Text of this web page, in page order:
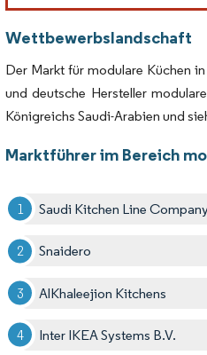
Wettbewerbslandschaft
Der Markt für modulare Küchen
und deutsche Hersteller
Königreichs Saudi-Arabien und
Marktführer im Bereich
Saudi Kitchen Line
Snaidero
AlKhaleejion Kitchens
Inter IKEA Systems B.V.